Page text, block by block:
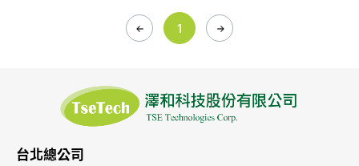
1
台北總公司